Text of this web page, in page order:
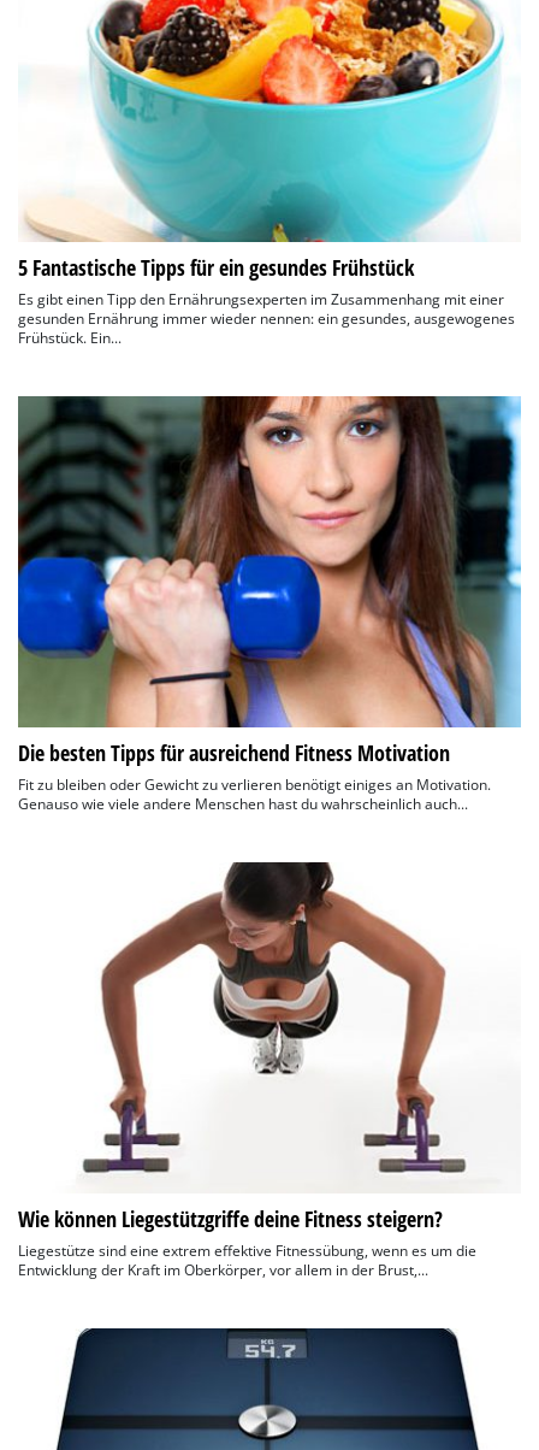
5 Fantastische Tipps für ein gesundes Frühstück
Es gibt einen Tipp den Ernährungsexperten im Zusammenhang mit einer
gesunden Ernährung immer wieder nennen: ein gesundes, ausgewogenes
Frühstück. Ein...
Die besten Tipps für ausreichend Fitness Motivation
Fit zu bleiben oder Gewicht zu verlieren benötigt einiges an Motivation.
Genauso wie viele andere Menschen hast du wahrscheinlich auch...
Wie können Liegestützgriffe deine Fitness steigern?
Liegestütze sind eine extrem effektive Fitnessübung, wenn es um die
Entwicklung der Kraft im Oberkörper, vor allem in der Brust,...